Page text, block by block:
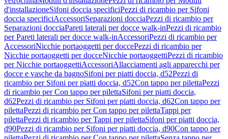
d'installazioneSifoni doccia specificiPezzi di ricambio per Sifoni
doccia specificiAccessoriSeparazioni docciaPezzi di ricambio per
Separazioni docciaPareti laterali per docce walk-inPezzi di ricambio
per Pareti laterali per docce walk-inAccessoriPezzi di ricambio per
AccessoriNicchie portaoggetti per doccePezzi di ricambio per
Nicchie portaoggetti per docceNicchie portaoggettiPezzi di ricambio
per Nicchie portaoggettiAccessoriAllacciamenti agli apparecchi per
docce e vasche da bagnoSifoni per piatti doccia, d52Pezzi di
ricambio per Sifoni per piatti doccia, d52Con tappo per pilettaPezzi
di ricambio per Con tappo per pilettaSifoni per piatti doccia,
d62Pezzi di ricambio per Sifoni per piatti doccia, d62Con tappo per
pilettaPezzi di ricambio per Con tappo per pilettaTappi per
pilettaPezzi di ricambio per Tappi per pilettaSifoni per piatti doccia,
d90Pezzi di ricambio per Sifoni per piatti doccia, d90Con tappo per